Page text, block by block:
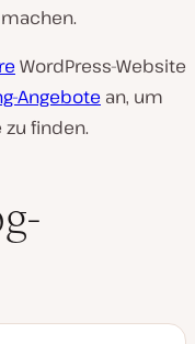
WordPress-Website
Angebote an, um
finden.